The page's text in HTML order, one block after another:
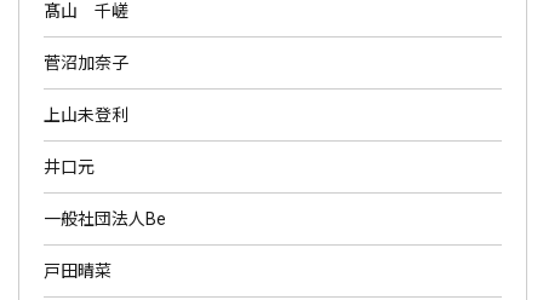
髙山 千嵯
菅沼加奈子
上山未登利
井口元
一般社団法人Be
戸田晴菜